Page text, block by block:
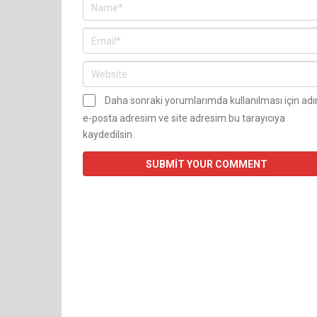
Daha sonraki yorumlarımda kullanılması için
e-posta adresim ve site adresim bu tarayıcıya
kaydedilsin.